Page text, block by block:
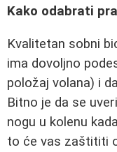
Kako odabrati
Kvalitetan sobni
ima dovoljno
položaj volana) i
Bitno je da se
nogu u kolenu
to će vas zaštititi